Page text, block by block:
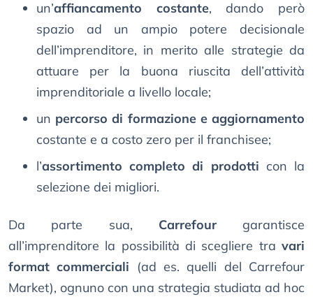
un’affiancamento costante, dando però
spazio ad un ampio potere decisionale
dell’imprenditore, in merito alle strategie da
attuare per la buona riuscita dell’attività
imprenditoriale a livello locale;
un percorso di formazione e aggiornamento
costante e a costo zero per il franchisee;
l’assortimento completo di prodotti con la
selezione dei migliori.
Da parte sua, Carrefourgarantisce
all’imprenditore la possibilità di scegliere tra vari
format commerciali (ad es. quelli del Carrefour
Market), ognuno con una strategia studiata ad hoc